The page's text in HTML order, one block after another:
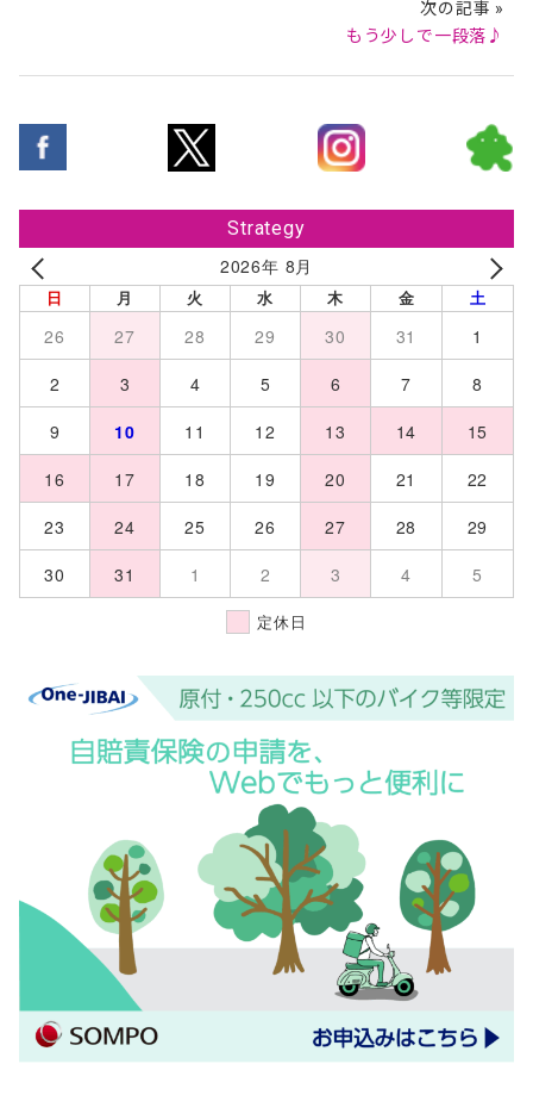
Strategy
2026年 8月
日 月 火 水 木 金 土
26 27 28 29 30 31
1
2
3 4 5 6 7
8
9
10 11 12 13 14
15
16
17 18 19 20 21
22
23
24 25 26 27 28
29
30
31 1 2 3 4 5
定休日
次の記事 »
もう少しで一段落♪